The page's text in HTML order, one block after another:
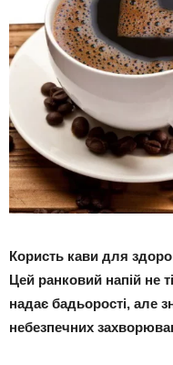
Користь кави для
Цей ранковий напій не
надає бадьорості, але
небезпечних